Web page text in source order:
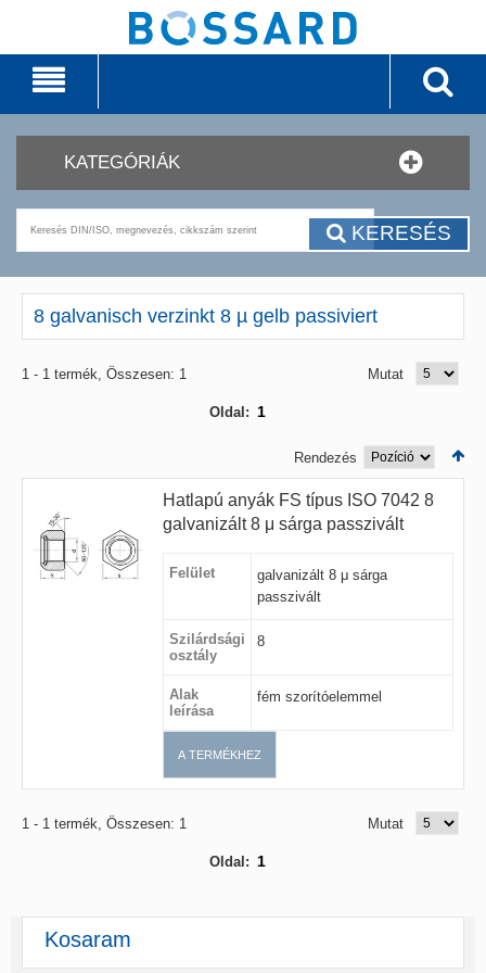
KATEGÓRIÁK
KERESÉS
8 galvanisch verzinkt 8 µ gelb passiviert
1 - 1 termék, Összesen: 1 Mutat
Oldal: 1
Rendezés
Hatlapú anyák FS típus ISO 7042 8
galvanizált 8 μ sárga passzivált
Felület
galvanizált 8 μ sárga
passzivált
Szilárdsági
osztály
8
Alak
leírása
fém szorítóelemmel
A TERMÉKHEZ
1 - 1 termék, Összesen: 1 Mutat
Oldal: 1
Kosaram